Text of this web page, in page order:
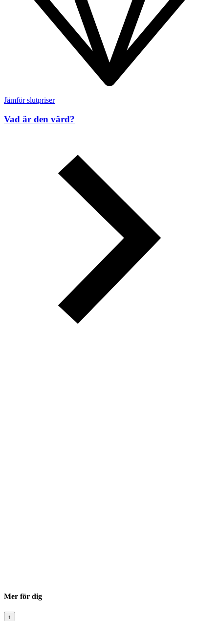
Jämför slutpriser
Vad är den värd?
Mer för dig
↑